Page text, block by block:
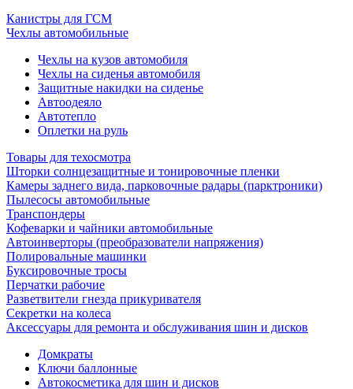
Канистры для ГСМ
Чехлы автомобильные
Чехлы на кузов автомобиля
Чехлы на сиденья автомобиля
Защитные накидки на сиденье
Автоодеяло
Автотепло
Оплетки на руль
Товары для техосмотра
Шторки солнцезащитные и тонировочные пленки
Камеры заднего вида, парковочные радары (парктроники)
Пылесосы автомобильные
Транспондеры
Кофеварки и чайники автомобильные
Автоинверторы (преобразователи напряжения)
Полировальные машинки
Буксировочные тросы
Перчатки рабочие
Разветвители гнезда прикуривателя
Секретки на колеса
Аксессуары для ремонта и обслуживания ‎шин и дисков
Домкраты
Ключи баллонные
Автокосметика для шин и дисков